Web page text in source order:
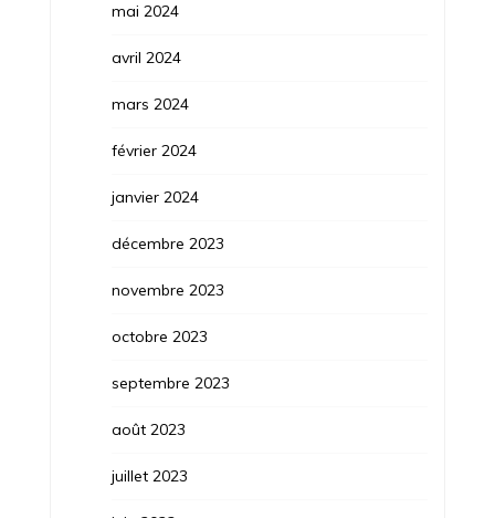
mai 2024
avril 2024
mars 2024
février 2024
janvier 2024
décembre 2023
novembre 2023
octobre 2023
septembre 2023
août 2023
juillet 2023